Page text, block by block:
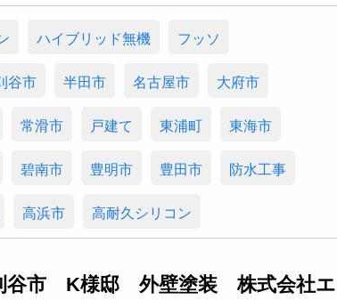
ハイブリッド無機 フッソ
谷市 半田市 名古屋市 大府市
常滑市 戸建て 東浦町 東海市
碧南市 豊明市 豊田市 防水工事
高浜市 高耐久シリコン
市 K様邸 外壁塗装 株式会社エ